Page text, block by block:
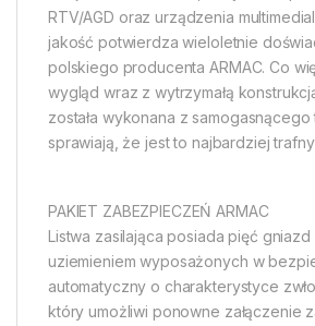
RTV/AGD oraz urządzenia
jakość potwierdza wieloletnie
polskiego producenta ARMAC. Co
wygląd wraz z wytrzymałą
została wykonana z
sprawiają, że jest to najbardziej
PAKIET ZABEZPIECZEŃ ARMAC
Listwa zasilająca posiada pięć
uziemieniem wyposażonych w
automatyczny o charakterystyce
który umożliwi ponowne załączenie